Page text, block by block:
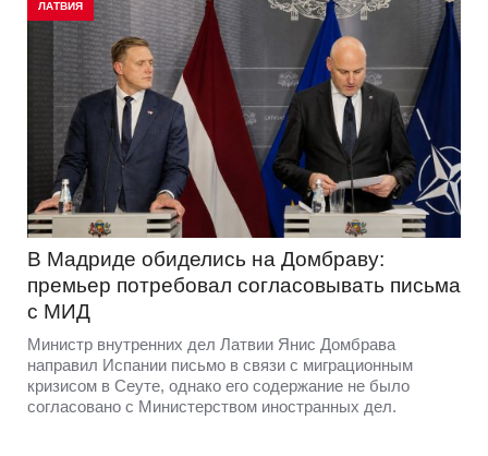
ЛАТВИЯ
В Мадриде обиделись на Домбраву:
премьер потребовал согласовывать письма
с МИД
Министр внутренних дел Латвии Янис Домбрава
направил Испании письмо в связи с миграционным
кризисом в Сеуте, однако его содержание не было
согласовано с Министерством иностранных дел.